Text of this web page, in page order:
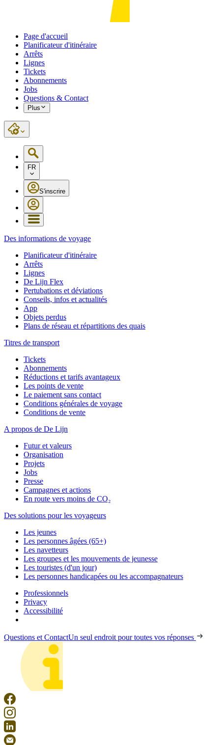
Page d'accueil
Planificateur d'itinéraire
Arrêts
Lignes
Tickets
Abonnements
Jobs
Questions & Contact
Plus
FR
S'inscrire
Des informations de voyage
Planificateur d'itinéraire
Arrêts
Lignes
De Lijn Flex
Pertubations et déviations
Conseils, infos et actualités
App
Objets perdus
Plans de réseau et répartitions des quais
Titres de transport
Tickets
Abonnements
Réductions et tarifs avantageux
Les points de vente
Le paiement sans contact
Conditions générales de voyage
Conditions de vente
A propos de De Lijn
Futur et valeurs
Organisation
Projets
Jobs
Presse
Campagnes et actions
En route vers moins de CO₂
Des solutions pour les voyageurs
Les jeunes
Les personnes âgées (65+)
Les navetteurs
Les groupes et les mouvements de jeunesse
Les touristes (d'un jour)
Les personnes handicapées ou les accompagnateurs
Professionnels
Privacy
Accessibilité
Questions et ContactUn seul endroit pour toutes vos réponses